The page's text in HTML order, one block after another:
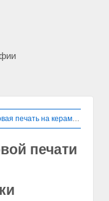
печать на керамограните
печати